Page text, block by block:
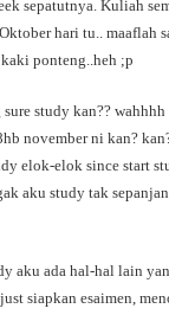
sepatutnya. Kuliah
hari tu.. maaflah
ponteng..heh ;p
study kan??
november ni kan?
elok-elok since start
aku study tak
aku ada hal-hal lain
siapkan esaimen,